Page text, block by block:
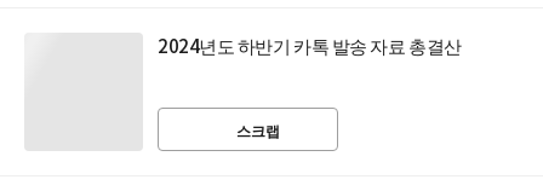
2024년도 하반기 카톡 발송 자료 총결산
스크랩